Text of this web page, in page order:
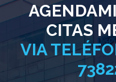
CITAS
VIA